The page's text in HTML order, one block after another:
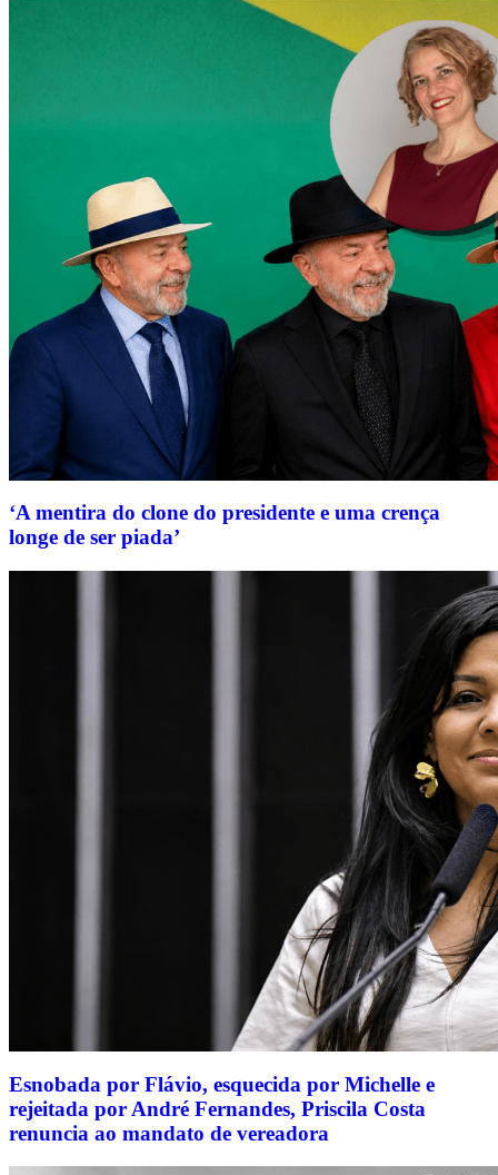
‘A mentira do clone do presidente e uma crença
longe de ser piada’
Esnobada por Flávio, esquecida por Michelle e
rejeitada por André Fernandes, Priscila Costa
renuncia ao mandato de vereadora